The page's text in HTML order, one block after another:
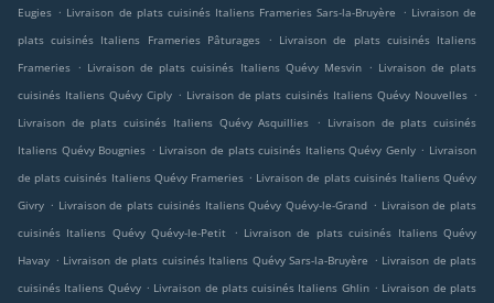
Eugies . Livraison de plats cuisinés Italiens Frameries Sars-la-Bruyère . Livraison de
plats cuisinés Italiens Frameries Pâturages
. Livraison de plats cuisinés Italiens
Frameries . Livraison de plats cuisinés Italiens Quévy Mesvin . Livraison de plats
cuisinés Italiens Quévy Ciply . Livraison de plats cuisinés Italiens Quévy Nouvelles .
Livraison de plats cuisinés Italiens Quévy Asquillies
. Livraison de plats cuisinés
Italiens Quévy Bougnies . Livraison de plats cuisinés Italiens Quévy Genly . Livraison
de plats cuisinés Italiens Quévy Frameries . Livraison de plats cuisinés Italiens Quévy
Givry . Livraison de plats cuisinés Italiens Quévy Quévy-le-Grand . Livraison de plats
cuisinés Italiens Quévy Quévy-le-Petit
. Livraison de plats cuisinés Italiens Quévy
Havay . Livraison de plats cuisinés Italiens Quévy Sars-la-Bruyère . Livraison de plats
cuisinés Italiens Quévy . Livraison de plats cuisinés Italiens Ghlin . Livraison de plats